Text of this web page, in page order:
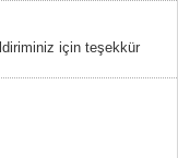
için teşekkür